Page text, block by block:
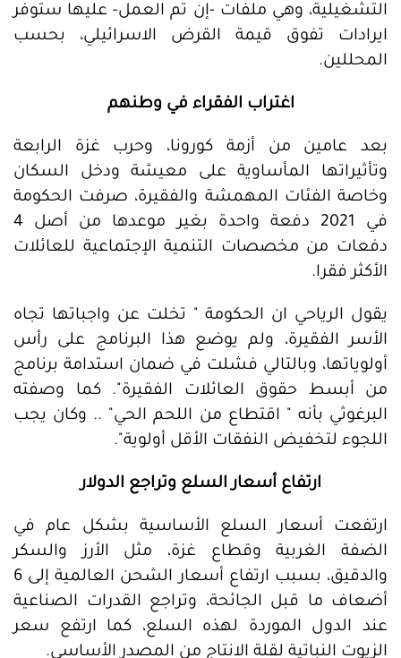
التشغيلية، وهي ملفات -إن تم العمل- عليها ستوفر
ايرادات تفوق قيمة القرض الاسرائيلي، بحسب
المحللين.
اغتراب الفقراء في وطنهم
بعد عامين من أزمة كورونا، وحرب غزة الرابعة
وتأثيراتها المأساوية على معيشة ودخل السكان
وخاصة الفئات المهمشة والفقيرة، صرفت الحكومة
في 2021 دفعة واحدة بغير موعدها من أصل 4
دفعات من مخصصات التنمية الإجتماعية للعائلات
الأكثر فقرا.
يقول الرياحي ان الحكومة " تخلت عن واجباتها تجاه
الأسر الفقيرة، ولم يوضع هذا البرنامج على رأس
أولوياتها، وبالتالي فشلت في ضمان استدامة برنامج
من أبسط حقوق العائلات الفقيرة". كما وصفته
البرغوثي بأنه " اقتطاع من اللحم الحي" .. وكان يجب
اللجوء لتخفيض النفقات الأقل أولوية".
ارتفاع أسعار السلع وتراجع الدولار
ارتفعت أسعار السلع الأساسية بشكل عام في
الضفة الغربية وقطاع غزة، مثل الأرز والسكر
والدقيق، بسبب ارتفاع أسعار الشحن العالمية إلى 6
أضعاف ما قبل الجائحة، وتراجع القدرات الصناعية
عند الدول الموردة لهذه السلع، كما ارتفع سعر
الزيوت النباتية لقلة الانتاج من المصدر الأساسي.